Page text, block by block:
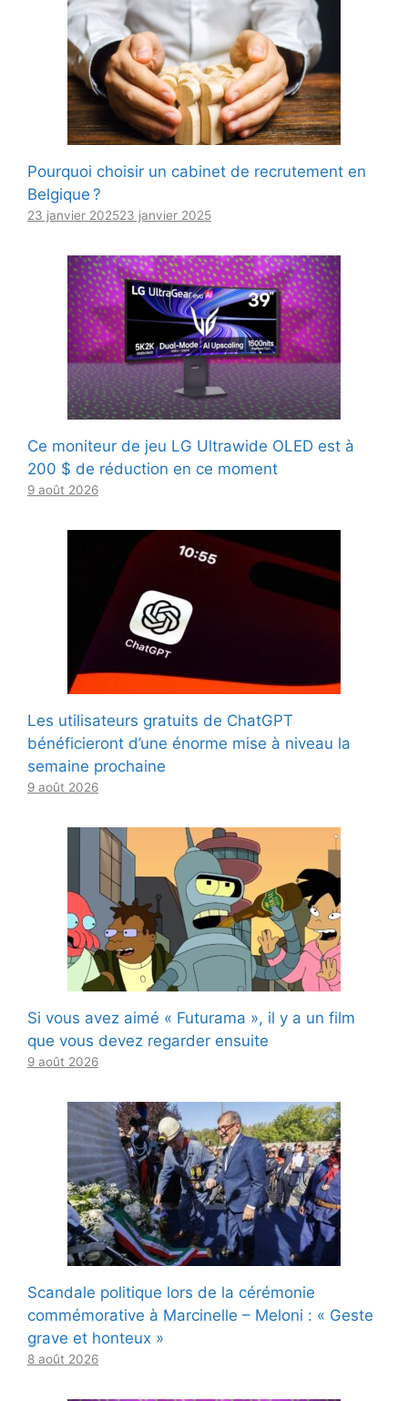
Pourquoi choisir un cabinet de recrutement en
Belgique ?
23 janvier 202523 janvier 2025
Ce moniteur de jeu LG Ultrawide OLED est à
200 $ de réduction en ce moment
9 août 2026
Les utilisateurs gratuits de ChatGPT
bénéficieront d’une énorme mise à niveau la
semaine prochaine
9 août 2026
Si vous avez aimé « Futurama », il y a un film
que vous devez regarder ensuite
9 août 2026
Scandale politique lors de la cérémonie
commémorative à Marcinelle – Meloni : « Geste
grave et honteux »
8 août 2026